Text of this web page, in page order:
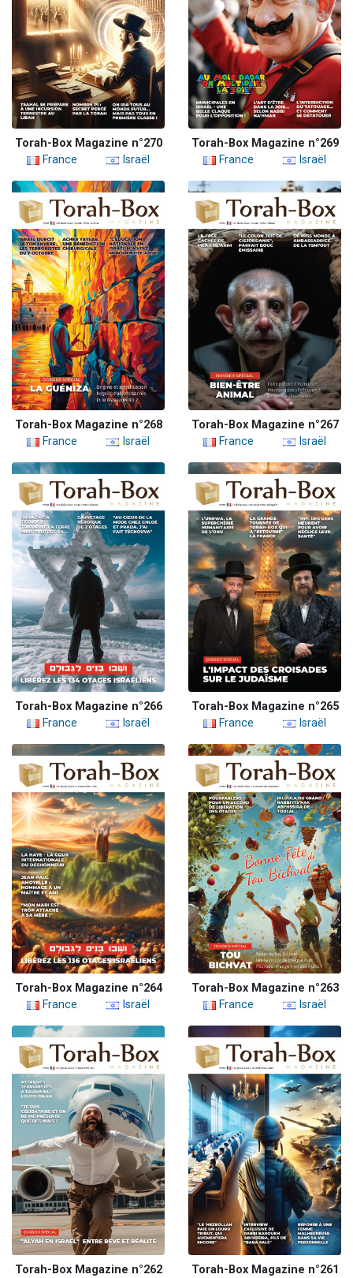
Torah-Box Magazine n°270
France
Israël
Torah-Box Magazine n°269
France
Israël
Torah-Box Magazine n°268
France
Israël
Torah-Box Magazine n°267
France
Israël
Torah-Box Magazine n°266
France
Israël
Torah-Box Magazine n°265
France
Israël
Torah-Box Magazine n°264
France
Israël
Torah-Box Magazine n°263
France
Israël
Torah-Box Magazine n°262
Torah-Box Magazine n°261